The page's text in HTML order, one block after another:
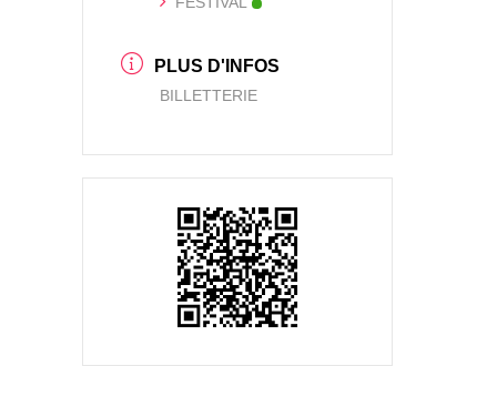
PLUS D'INFOS
BILLETTERIE